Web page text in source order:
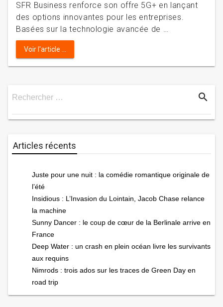
SFR Business renforce son offre 5G+ en lançant
des options innovantes pour les entreprises.
Basées sur la technologie avancée de …
Voir l'article ...
Rechercher … search
Articles récents
Juste pour une nuit : la comédie romantique originale de
l’été
Insidious : L’Invasion du Lointain, Jacob Chase relance
la machine
Sunny Dancer : le coup de cœur de la Berlinale arrive en
France
Deep Water : un crash en plein océan livre les survivants
aux requins
Nimrods : trois ados sur les traces de Green Day en
road trip